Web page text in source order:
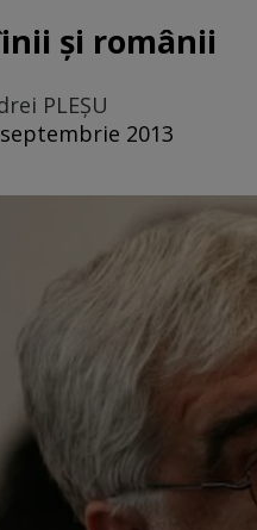
și românii
PLEŞU
2013